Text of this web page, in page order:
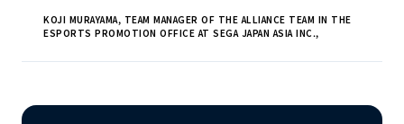
KOJI MURAYAMA, TEAM MANAGER OF THE ALLIANCE TEAM IN THE
ESPORTS PROMOTION OFFICE AT SEGA JAPAN ASIA INC.,